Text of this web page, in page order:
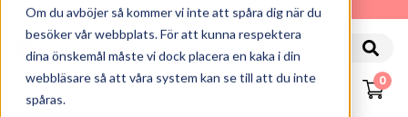
Om du avböjer så kommer vi inte att spåra dig när du
besöker vår webbplats. För att kunna respektera
dina önskemål måste vi dock placera en kaka i din
webbläsare så att våra system kan se till att du inte
spåras.
010-162 61 90
0